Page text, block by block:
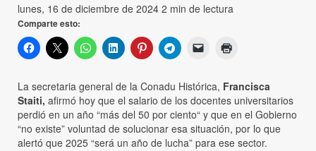
lunes, 16 de diciembre de 2024 2 min de lectura
Comparte esto:
La secretaria general de la Conadu Histórica, Francisca
Staiti, afirmó hoy que el salario de los docentes universitarios
perdió en un año “más del 50 por ciento“ y que en el Gobierno
“no existe” voluntad de solucionar esa situación, por lo que
alertó que 2025 “será un año de lucha” para ese sector.